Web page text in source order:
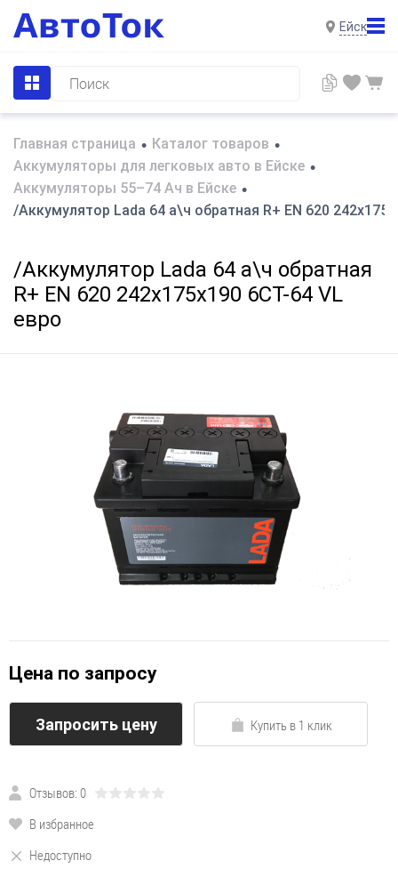
Ейск
Главная страница • Каталог товаров •
Аккумуляторы для легковых авто в Ейске •
Аккумуляторы 55–74 Ач в Ейске •
/Аккумулятор Lada 64 а\ч обратная R+ EN 620
/Аккумулятор Lada 64 а\ч обратная
R+ EN 620 242х175х190 6СТ-64 VL
евро
Цена по запросу
Запросить цену Купить в 1 клик
Отзывов: 0
В избранное
Недоступно